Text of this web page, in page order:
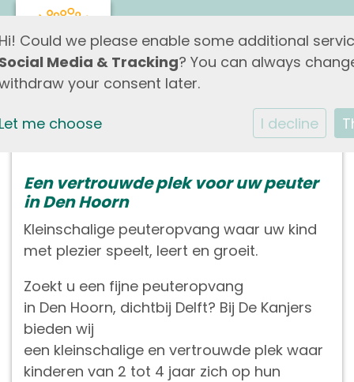
Peuterschool De Kanjers –
Den Hoorn
Een vertrouwde plek voor uw peuter
in Den Hoorn
Kleinschalige peuteropvang waar uw kind
met plezier speelt, leert en groeit.
Zoekt u een fijne peuteropvang
in Den Hoorn, dichtbij Delft? Bij De Kanjers
bieden wij
een kleinschalige en vertrouwde plek waar
kinderen van 2 tot 4 jaar zich op hun
Could we please enable some additional
Media & Tracking? You can always
your consent later.
me choose I decline